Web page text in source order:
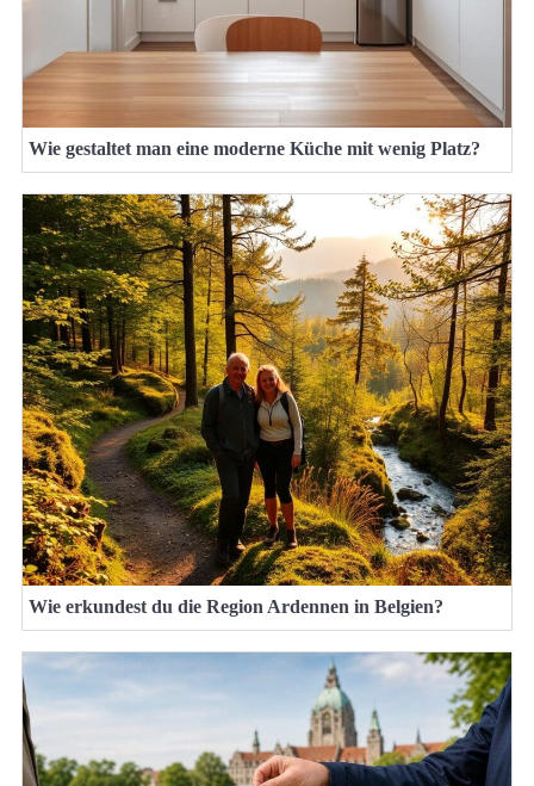
Wie gestaltet man eine moderne Küche mit wenig Platz?
Wie erkundest du die Region Ardennen in Belgien?